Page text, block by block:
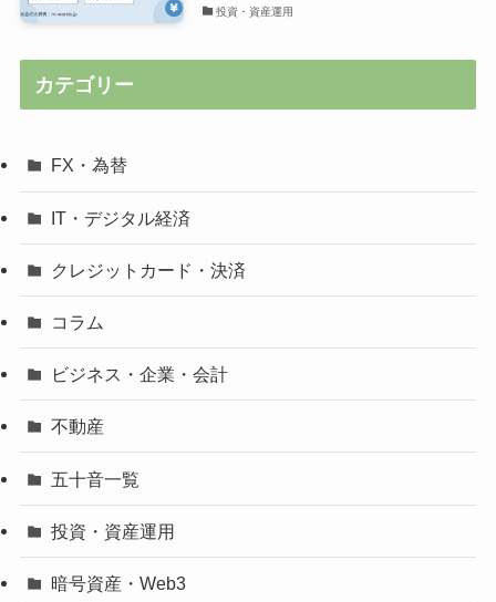
投資・資産運用
カテゴリー
FX・為替
IT・デジタル経済
クレジットカード・決済
コラム
ビジネス・企業・会計
不動産
五十音一覧
投資・資産運用
暗号資産・Web3